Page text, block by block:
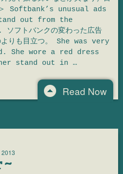
＞ Softbank’s unusual ads
out from the
フトバンクの変わった広告
よりも目立つ。 She was very
She wore a red dress
her stand out in …
Read Now
~